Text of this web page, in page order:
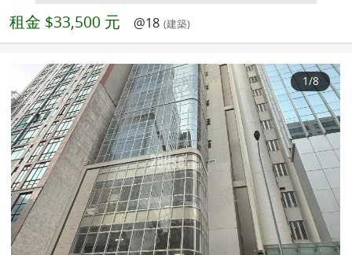
租金 $33,500 元 @18 (建築)
1/8